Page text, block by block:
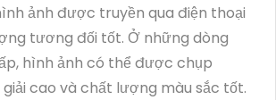
ảnh được truyền qua điện thoại
tương đối tốt. Ở những dòng
hình ảnh có thể được chụp
cao và chất lượng màu sắc tốt.